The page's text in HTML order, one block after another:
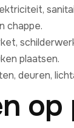
chappe.
plaatsen.
deuren,
op